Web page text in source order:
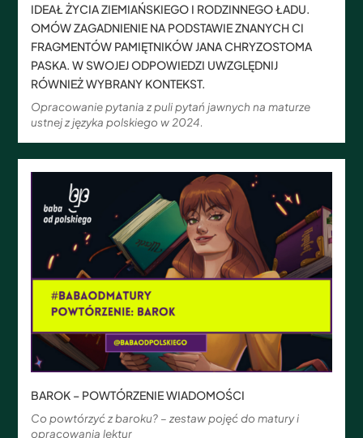
IDEAŁ ŻYCIA ZIEMIAŃSKIEGO I RODZINNEGO ŁADU.
OMÓW ZAGADNIENIE NA PODSTAWIE ZNANYCH CI
FRAGMENTÓW PAMIĘTNIKÓW JANA CHRYZOSTOMA
PASKA. W SWOJEJ ODPOWIEDZI UWZGLĘDNIJ
RÓWNIEŻ WYBRANY KONTEKST.
Opracowanie pytania z puli pytań jawnych na maturze
ustnej z języka polskiego w 2024.
BAROK – POWTÓRZENIE WIADOMOŚCI
Co powtórzyć z baroku? – zestaw pojęć do matury i
opracowania lektur